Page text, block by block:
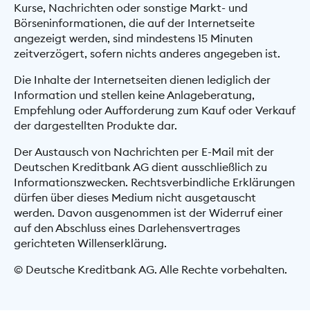
Kurse, Nachrichten oder sonstige Markt- und
Börseninformationen, die auf der Internetseite
angezeigt werden, sind mindestens 15 Minuten
zeitverzögert, sofern nichts anderes angegeben ist.
Die Inhalte der Internetseiten dienen lediglich der
Information und stellen keine Anlageberatung,
Empfehlung oder Aufforderung zum Kauf oder Verkauf
der dargestellten Produkte dar.
Der Austausch von Nachrichten per E-Mail mit der
Deutschen Kreditbank AG dient ausschließlich zu
Informationszwecken. Rechtsverbindliche Erklärungen
dürfen über dieses Medium nicht ausgetauscht
werden. Davon ausgenommen ist der Widerruf einer
auf den Abschluss eines Darlehensvertrages
gerichteten Willenserklärung.
© Deutsche Kreditbank AG. Alle Rechte vorbehalten.